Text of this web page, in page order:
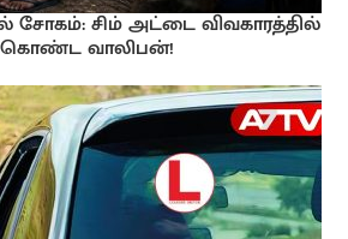
சோகம்: சிம் அட்டை விவகாரத்தில்
கொண்ட வாலிபன்!